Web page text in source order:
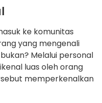
ke komunitas
yang mengenali
Melalui personal
luas oleh orang
memperkenalkan